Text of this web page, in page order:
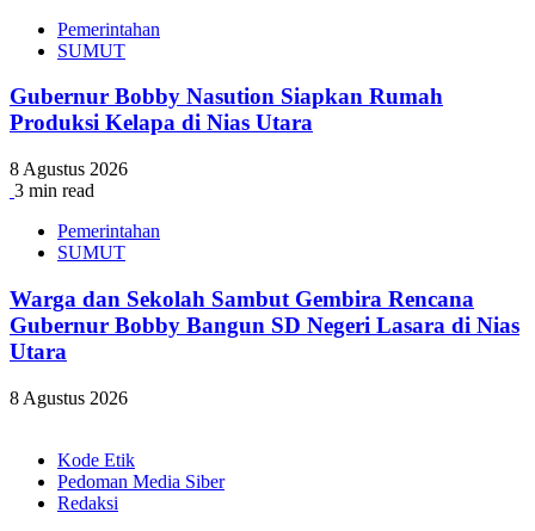
Pemerintahan
SUMUT
Gubernur Bobby Nasution Siapkan Rumah
Produksi Kelapa di Nias Utara
8 Agustus 2026
3 min read
Pemerintahan
SUMUT
Warga dan Sekolah Sambut Gembira Rencana
Gubernur Bobby Bangun SD Negeri Lasara di Nias
Utara
8 Agustus 2026
Kode Etik
Pedoman Media Siber
Redaksi